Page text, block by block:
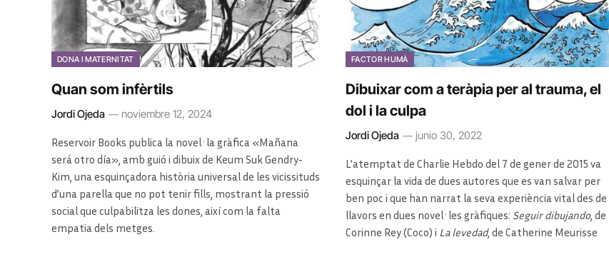
DONA I MATERNITAT
Quan som infèrtils
Jordi Ojeda noviembre 12, 2024
Reservoir Books publica la novel·la gràfica «Mañana
será otro día», amb guió i dibuix de Keum Suk Gendry-
Kim, una esquinçadora història universal de les vicissituds
d’una parella que no pot tenir fills, mostrant la pressió
social que culpabilitza les dones, així com la falta
empatia dels metges.
FACTOR HUMÀ
Dibuixar com a teràpia per al trauma, el
dol i la culpa
Jordi Ojeda junio 30, 2022
L’atemptat de Charlie Hebdo del 7 de gener de 2015 va
esquinçar la vida de dues autores que es van salvar per
ben poc i que han narrat la seva experiència vital des de
llavors en dues novel·les gràfiques: Seguir dibujando, de
Corinne Rey (Coco) i La levedad, de Catherine Meurisse